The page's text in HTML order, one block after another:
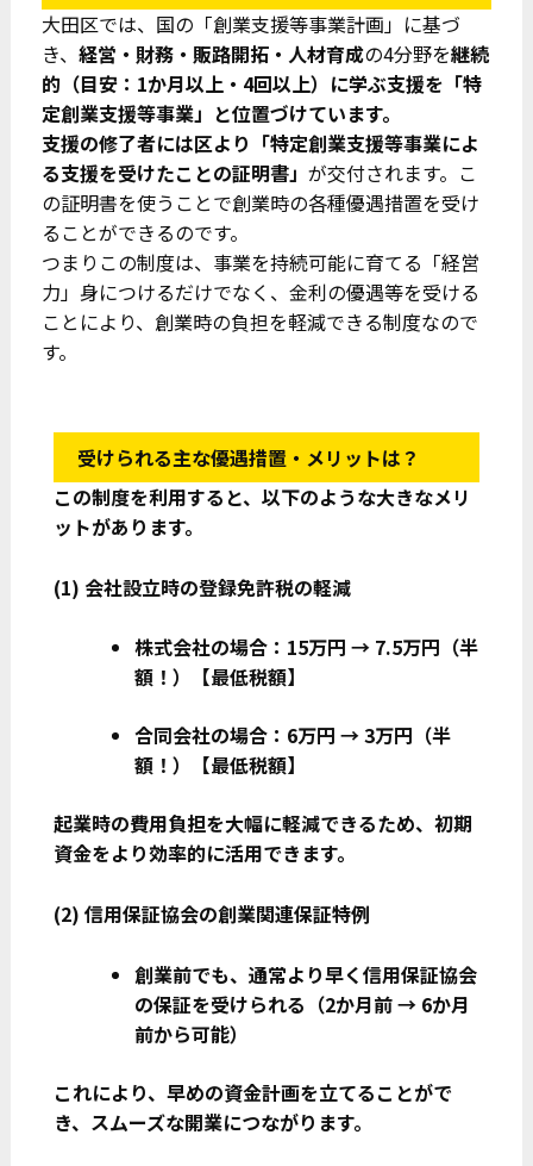
大田区では、国の「創業支援等事業計画」に基づ
き、 経営・財務・販路開拓・人材育成の4分野を継続
的（目安：1か月以上・4回以上）に学ぶ支援を「特
定創業支援等事業」と位置づけています。
支援の修了者には区より「特定創業支援等事業によ
る支援を受けたことの証明書」 が交付されます。こ
の証明書を使うことで創業時の各種優遇措置を受け
ることができるのです。
つまりこの制度は、事業を持続可能に育てる「経営
力」身につけるだけでなく、金利の優遇等を受ける
ことにより、創業時の負担を軽減できる制度なので
す。
受けられる主な優遇措置・メリットは？
この制度を利用すると、以下のような大きなメリ
ットがあります。
(1) 会社設立時の登録免許税の軽減
株式会社の場合：15万円 → 7.5万円（半
額！）【最低税額】
合同会社の場合：6万円 → 3万円（半
額！）【最低税額】
起業時の費用負担を大幅に軽減できるため、初期
資金をより効率的に活用できます。
(2) 信用保証協会の創業関連保証特例
創業前でも、通常より早く信用保証協会
の保証を受けられる（2か月前 → 6か月
前から可能）
これにより、早めの資金計画を立てることがで
き、スムーズな開業につながります。